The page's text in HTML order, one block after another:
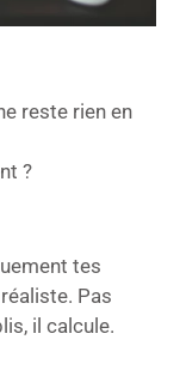
reste rien en
?
tes
Pas
il calcule.